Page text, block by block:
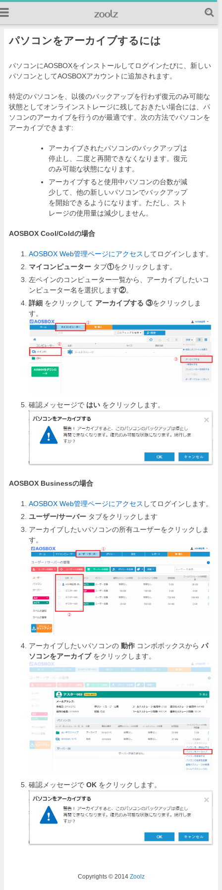
パソコンをアーカイブするには
パソコンにAOSBOXをインストールしてログインたびに、新しい
パソコンとしてAOSBOXアカウントに追加されます。
特定のパソコンを、以後のバックアップを行わず復元のみ可能な
状態としてオンラインストレージに残しておきたい場合には、パ
ソコンのアーカイブを行うのが最適です。次の方法でパソコンを
アーカイブできます:
アーカイブされたパソコンのバックアップは
停止し、二度と再開できなくなります。復元
のみ可能な状態になります。
アーカイブすると使用中パソコンの台数が減
少して、他の新しいパソコンでバックアップ
を開始できるようになります。ただし、スト
レージの使用量は減少しません。
AOSBOX Cool/Coldの場合
AOSBOX Web管理ページにアクセス してログインします。
マイコンピューター タブ①をクリックします。
左ペインのコンピューター一覧から、アーカイブしたいコ
ンピューター名を選択します②。
詳細 をクリックして アーカイブする ③をクリックしま
す。
確認メッセージで はい をクリックします。
AOSBOX Businessの場合
AOSBOX Web管理ページにアクセス してログインします。
ユーザー/サーバー タブをクリックします
アーカイブしたいパソコンの所有ユーザーをクリックしま
す。
アーカイブしたいパソコンの 動作 コンボボックスから パ
ソコンをアーカイブをクリックします。
確認メッセージで OK をクリックします。
Copyrights © 2014Zoolz